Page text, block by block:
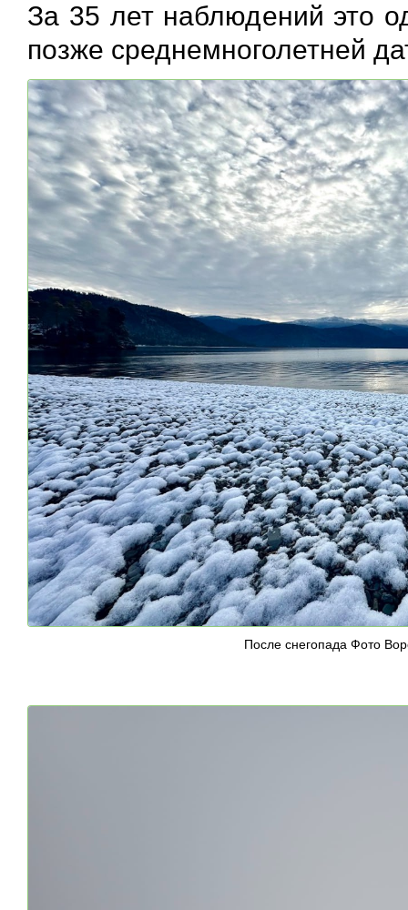
За 35 лет наблюдений это
позже среднемноголетней
После снегопада Фото